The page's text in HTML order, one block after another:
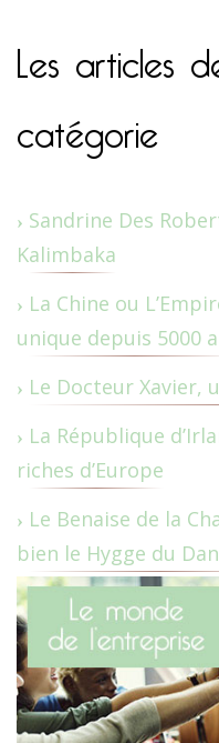
Les articles
catégorie
Sandrine Des
Kalimbaka
La Chine ou
unique depuis 5000
Le Docteur Xavier,
La République
riches d’Europe
Le Benaise de la
bien le Hygge du